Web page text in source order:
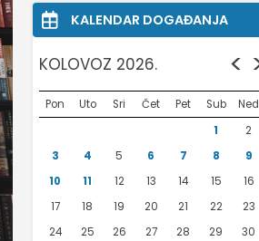
KALENDAR DOGAĐANJA
KOLOVOZ 2026. <
Pon Uto Sri Čet Pet Sub
Ned
1
2
3
4 5 6 7 8
9
10
11 12 13 14 15
16
17
18 19 20 21 22
23
24
25 26 27 28 29
30